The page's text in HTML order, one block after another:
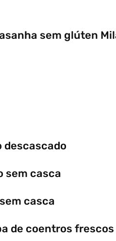
sem glúten
descascado
sem casca
casca
de coentros frescos